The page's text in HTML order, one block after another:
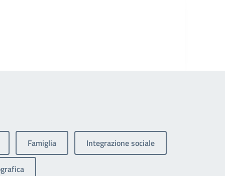
Famiglia Integrazione sociale